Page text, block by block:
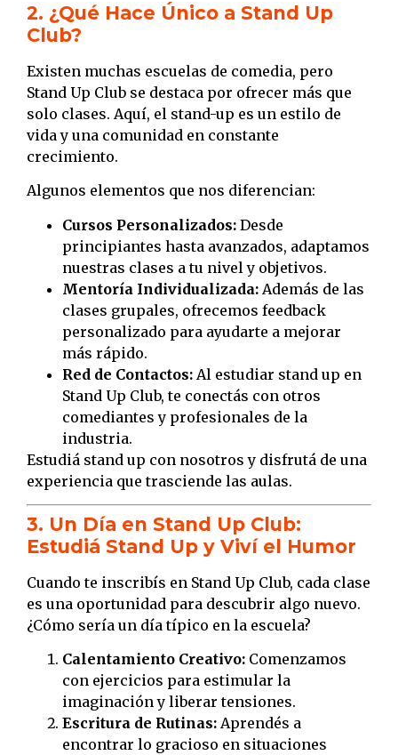
2. ¿Qué Hace Único a Stand Up
Club?
Existen muchas escuelas de comedia, pero
Stand Up Club se destaca por ofrecer más que
solo clases. Aquí, el stand-up es un estilo de
vida y una comunidad en constante
crecimiento.
Algunos elementos que nos diferencian:
Cursos Personalizados: Desde
principiantes hasta avanzados, adaptamos
nuestras clases a tu nivel y objetivos.
Mentoría Individualizada: Además de las
clases grupales, ofrecemos feedback
personalizado para ayudarte a mejorar
más rápido.
Red de Contactos: Al estudiar stand up en
Stand Up Club, te conectás con otros
comediantes y profesionales de la
industria.
Estudiá stand up con nosotros y disfrutá de una
experiencia que trasciende las aulas.
3. Un Día en Stand Up Club:
Estudiá Stand Up y Viví el Humor
Cuando te inscribís en Stand Up Club, cada clase
es una oportunidad para descubrir algo nuevo.
¿Cómo sería un día típico en la escuela?
Calentamiento Creativo: Comenzamos
con ejercicios para estimular la
imaginación y liberar tensiones.
Escritura de Rutinas: Aprendés a
encontrar lo gracioso en situaciones